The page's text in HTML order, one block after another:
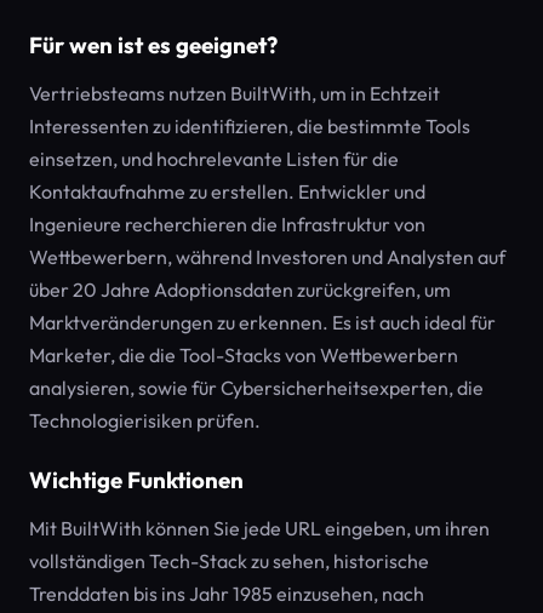
Für wen ist es geeignet?
Vertriebsteams nutzen BuiltWith, um in Echtzeit
Interessenten zu identifizieren, die bestimmte Tools
einsetzen, und hochrelevante Listen für die
Kontaktaufnahme zu erstellen. Entwickler und
Ingenieure recherchieren die Infrastruktur von
Wettbewerbern, während Investoren und Analysten auf
über 20 Jahre Adoptionsdaten zurückgreifen, um
Marktveränderungen zu erkennen. Es ist auch ideal für
Marketer, die die Tool-Stacks von Wettbewerbern
analysieren, sowie für Cybersicherheitsexperten, die
Technologierisiken prüfen.
Wichtige Funktionen
Mit BuiltWith können Sie jede URL eingeben, um ihren
vollständigen Tech-Stack zu sehen, historische
Trenddaten bis ins Jahr 1985 einzusehen, nach